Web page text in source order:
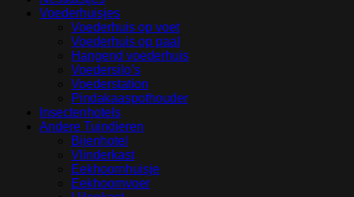
Voederhuisjes
Voederhuis op voet
Voederhuis op paal
Hangend voederhuis
Voedersilo’s
Voederstation
Pindakaaspothouder
Insectenhotels
Andere Tuindieren
Bijenhotel
Vlinderkast
Eekhoornhuisje
Eekhoornvoer